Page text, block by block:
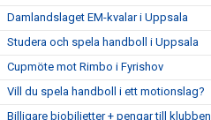
Damlandslaget EM-kvalar i Uppsala
Studera och spela handboll i Uppsala
Cupmöte mot Rimbo i Fyrishov
Vill du spela handboll i ett motionslag?
Billigare biobiljetter + pengar till klubben